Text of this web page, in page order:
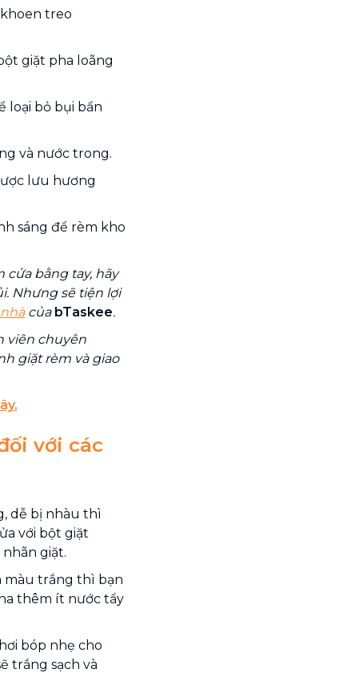
treo
giặt pha loãng
loại bỏ bụi bẩn
và nước trong.
lưu hương
sáng để rèm kho
cửa bằng tay, hãy
Nhưng sẽ tiện lợi
của bTaskee.
viên chuyên
giặt rèm và giao
với các
dễ bị nhàu thì
với bột giặt
giặt.
màu trắng thì bạn
thêm ít nước tẩy
bóp nhẹ cho
trắng sạch và